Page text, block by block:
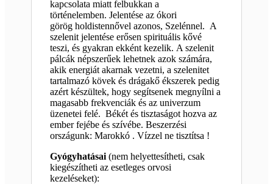
kapcsolata miatt felbukkan a
történelemben. Jelentése az ókori
görög holdistennővel azonos, Szelénnel. A
szelenit jelentése erősen spirituális kővé
teszi, és gyakran ekként kezelik. A szelenit
pálcák népszerűek lehetnek azok számára,
akik energiát akarnak vezetni, a szelenitet
tartalmazó kövek és drágakő ékszerek pedig
azért készültek, hogy segítsenek megnyílni a
magasabb frekvenciák és az univerzum
üzenetei felé. Békét és tisztaságot hozva az
ember fejébe és szívébe. Beszerzési
országunk: Marokkó . Vízzel ne tisztítsa !
Gyógyhatásai(nem helyettesítheti, csak
kiegészítheti az esetleges orvosi
kezeléseket):